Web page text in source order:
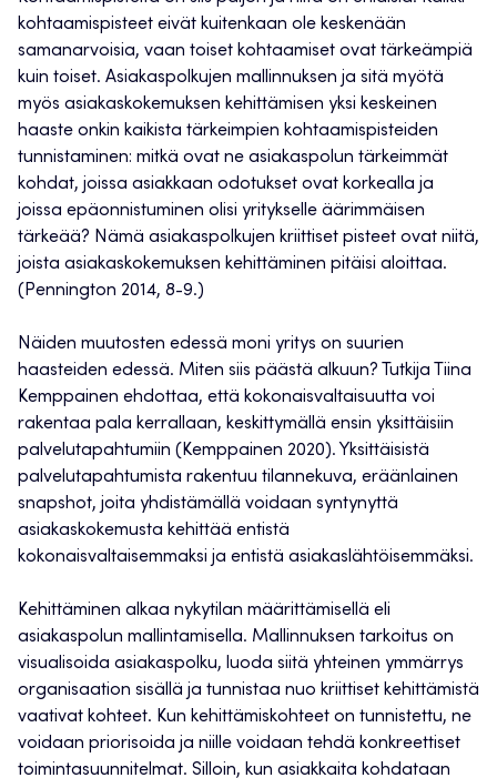
kohtaamispisteet eivät kuitenkaan ole keskenään
samanarvoisia, vaan toiset kohtaamiset ovat tärkeämpiä
kuin toiset. Asiakaspolkujen mallinnuksen ja sitä myötä
myös asiakaskokemuksen kehittämisen yksi keskeinen
haaste onkin kaikista tärkeimpien kohtaamispisteiden
tunnistaminen: mitkä ovat ne asiakaspolun tärkeimmät
kohdat, joissa asiakkaan odotukset ovat korkealla ja
joissa epäonnistuminen olisi yritykselle äärimmäisen
tärkeää? Nämä asiakaspolkujen kriittiset pisteet ovat niitä,
joista asiakaskokemuksen kehittäminen pitäisi aloittaa.
(Pennington 2014, 8-9.)
Näiden muutosten edessä moni yritys on suurien
haasteiden edessä. Miten siis päästä alkuun? Tutkija Tiina
Kemppainen ehdottaa, että kokonaisvaltaisuutta voi
rakentaa pala kerrallaan, keskittymällä ensin yksittäisiin
palvelutapahtumiin (Kemppainen 2020). Yksittäisistä
palvelutapahtumista rakentuu tilannekuva, eräänlainen
snapshot, joita yhdistämällä voidaan syntynyttä
asiakaskokemusta kehittää entistä
kokonaisvaltaisemmaksi ja entistä asiakaslähtöisemmäksi.
Kehittäminen alkaa nykytilan määrittämisellä eli
asiakaspolun mallintamisella. Mallinnuksen tarkoitus on
visualisoida asiakaspolku, luoda siitä yhteinen ymmärrys
organisaation sisällä ja tunnistaa nuo kriittiset kehittämistä
vaativat kohteet. Kun kehittämiskohteet on tunnistettu, ne
voidaan priorisoida ja niille voidaan tehdä konkreettiset
toimintasuunnitelmat. Silloin, kun asiakkaita kohdataan